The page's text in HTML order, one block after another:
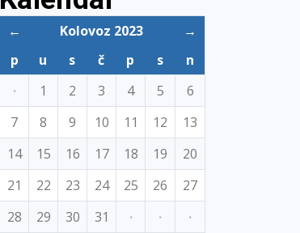
← Kolovoz 2023
→
p
u s č p s
n
·
1 2 3 4 5
6
7
8 9 10 11 12
13
14
15 16 17 18 19
20
21
22 23 24 25 26
27
28
29 30 31 · · ·